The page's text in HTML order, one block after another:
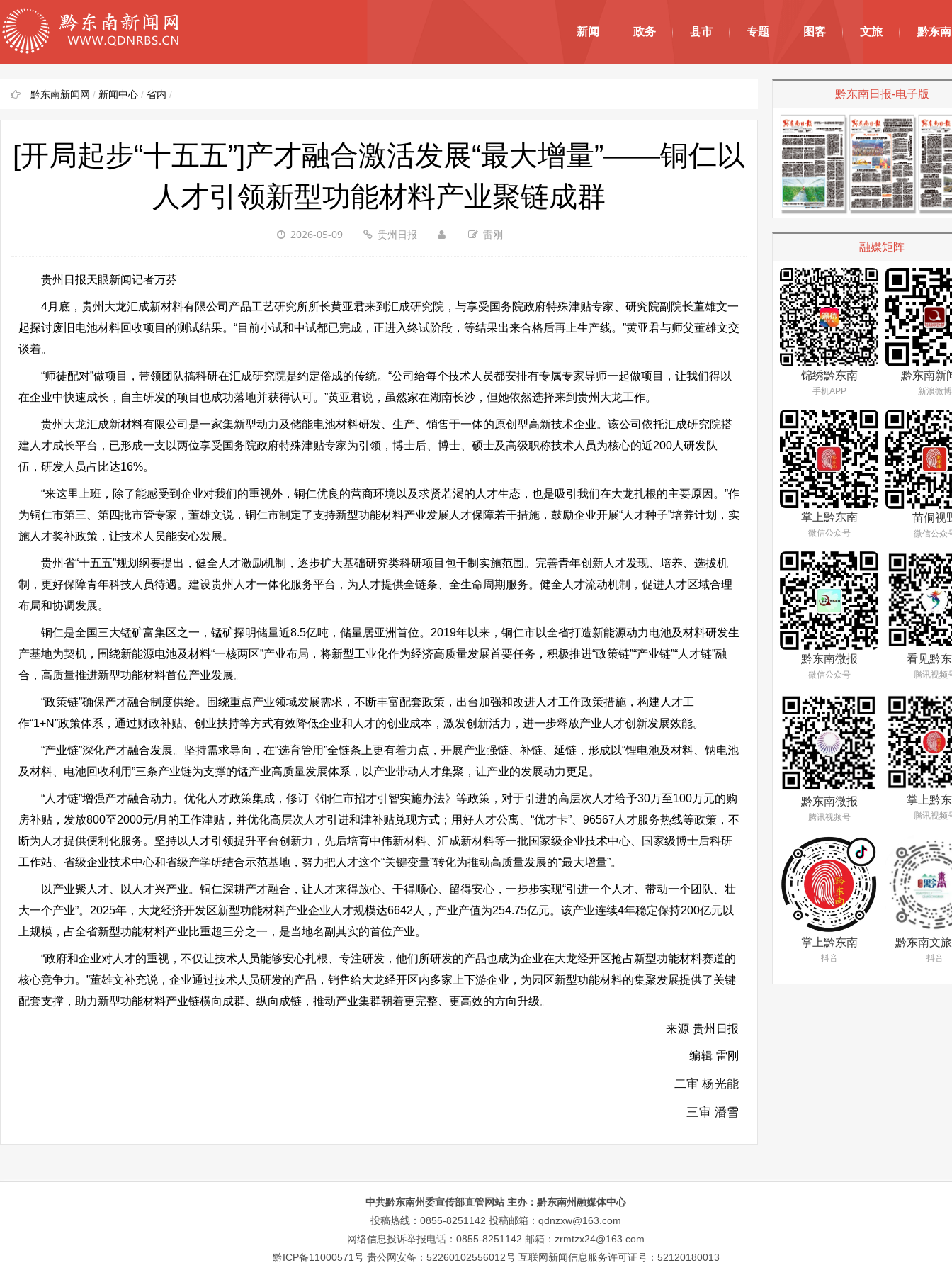
新闻 政务 县市 专题 图客 文旅 黔东
黔东南新闻网 / 新闻中心 / 省内 /
[开局起步“十五五”]产才融合激活发展“最大增量”——铜仁以
人才引领新型功能材料产业聚链成群
2026-05-09 贵州日报 雷刚
贵州日报天眼新闻记者万芬
4月底，贵州大龙汇成新材料有限公司产品工艺研究所所长黄亚君来到汇成研究院，与享受国务院政府特殊津贴专家、研究院副院长董雄文一
起探讨废旧电池材料回收项目的测试结果。“目前小试和中试都已完成，正进入终试阶段，等结果出来合格后再上生产线。”黄亚君与师父董雄文交
谈着。
“师徒配对”做项目，带领团队搞科研在汇成研究院是约定俗成的传统。“公司给每个技术人员都安排有专属专家导师一起做项目，让我们得以
在企业中快速成长，自主研发的项目也成功落地并获得认可。”黄亚君说，虽然家在湖南长沙，但她依然选择来到贵州大龙工作。
贵州大龙汇成新材料有限公司是一家集新型动力及储能电池材料研发、生产、销售于一体的原创型高新技术企业。该公司依托汇成研究院搭
建人才成长平台，已形成一支以两位享受国务院政府特殊津贴专家为引领，博士后、博士、硕士及高级职称技术人员为核心的近200人研发队
伍，研发人员占比达16%。
“来这里上班，除了能感受到企业对我们的重视外，铜仁优良的营商环境以及求贤若渴的人才生态，也是吸引我们在大龙扎根的主要原因。”作
为铜仁市第三、第四批市管专家，董雄文说，铜仁市制定了支持新型功能材料产业发展人才保障若干措施，鼓励企业开展“人才种子”培养计划，实
施人才奖补政策，让技术人员能安心发展。
贵州省“十五五”规划纲要提出，健全人才激励机制，逐步扩大基础研究类科研项目包干制实施范围。完善青年创新人才发现、培养、选拔机
制，更好保障青年科技人员待遇。建设贵州人才一体化服务平台，为人才提供全链条、全生命周期服务。健全人才流动机制，促进人才区域合理
布局和协调发展。
铜仁是全国三大锰矿富集区之一，锰矿探明储量近8.5亿吨，储量居亚洲首位。2019年以来，铜仁市以全省打造新能源动力电池及材料研发生
产基地为契机，围绕新能源电池及材料“一核两区”产业布局，将新型工业化作为经济高质量发展首要任务，积极推进“政策链”“产业链”“人才链”融
合，高质量推进新型功能材料首位产业发展。
“政策链”确保产才融合制度供给。围绕重点产业领域发展需求，不断丰富配套政策，出台加强和改进人才工作政策措施，构建人才工
作“1+N”政策体系，通过财政补贴、创业扶持等方式有效降低企业和人才的创业成本，激发创新活力，进一步释放产业人才创新发展效能。
“产业链”深化产才融合发展。坚持需求导向，在“选育管用”全链条上更有着力点，开展产业强链、补链、延链，形成以“锂电池及材料、钠电池
及材料、电池回收利用”三条产业链为支撑的锰产业高质量发展体系，以产业带动人才集聚，让产业的发展动力更足。
“人才链”增强产才融合动力。优化人才政策集成，修订《铜仁市招才引智实施办法》等政策，对于引进的高层次人才给予30万至100万元的购
房补贴，发放800至2000元/月的工作津贴，并优化高层次人才引进和津补贴兑现方式；用好人才公寓、“优才卡”、96567人才服务热线等政策，不
断为人才提供便利化服务。坚持以人才引领提升平台创新力，先后培育中伟新材料、汇成新材料等一批国家级企业技术中心、国家级博士后科研
工作站、省级企业技术中心和省级产学研结合示范基地，努力把人才这个“关键变量”转化为推动高质量发展的“最大增量”。
以产业聚人才、以人才兴产业。铜仁深耕产才融合，让人才来得放心、干得顺心、留得安心，一步步实现“引进一个人才、带动一个团队、壮
大一个产业”。2025年，大龙经济开发区新型功能材料产业企业人才规模达6642人，产业产值为254.75亿元。该产业连续4年稳定保持200亿元以
上规模，占全省新型功能材料产业比重超三分之一，是当地名副其实的首位产业。
“政府和企业对人才的重视，不仅让技术人员能够安心扎根、专注研发，他们所研发的产品也成为企业在大龙经开区抢占新型功能材料赛道的
核心竞争力。”董雄文补充说，企业通过技术人员研发的产品，销售给大龙经开区内多家上下游企业，为园区新型功能材料的集聚发展提供了关键
配套支撑，助力新型功能材料产业链横向成群、纵向成链，推动产业集群朝着更完整、更高效的方向升级。
来源 贵州日报
编辑 雷刚
二审 杨光能
三审 潘雪
黔东南日报-电子版
融媒矩阵
锦绣黔东南
手机APP
黔东南新
新浪微博
掌上黔东南
微信公众号
苗侗视
微信公众
黔东南微报
微信公众号
看见黔
腾讯视频
黔东南微报
腾讯视频号
掌上黔
腾讯视频
掌上黔东南
抖音
黔东南文
抖音
中共黔东南州委宣传部直管网站 主办：黔东南州融媒体中心
投稿热线：0855-8251142 投稿邮箱：qdnzxw@163.com
网络信息投诉举报电话：0855-8251142 邮箱：zrmtzx24@163.com
黔ICP备11000571号 贵公网安备：52260102556012号 互联网新闻信息服务许可证号：52120180013